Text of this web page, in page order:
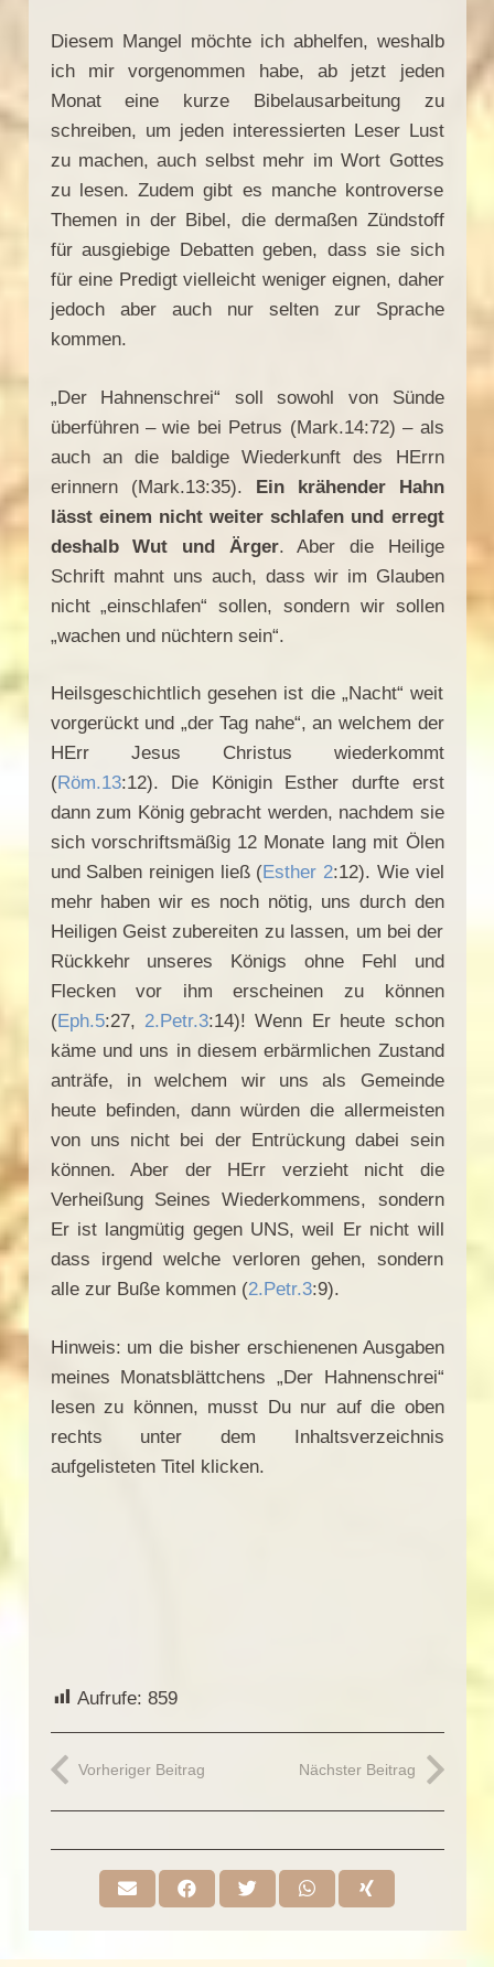
Diesem Mangel möchte ich abhelfen, weshalb
ich mir vorgenommen habe, ab jetzt jeden
Monat eine kurze Bibelausarbeitung zu
schreiben, um jeden interessierten Leser Lust
zu machen, auch selbst mehr im Wort Gottes
zu lesen. Zudem gibt es manche kontroverse
Themen in der Bibel, die dermaßen Zündstoff
für ausgiebige Debatten geben, dass sie sich
für eine Predigt vielleicht weniger eignen, daher
jedoch aber auch nur selten zur Sprache
kommen.
„Der Hahnenschrei“ soll sowohl von Sünde
überführen – wie bei Petrus (Mark.14:72) – als
auch an die baldige Wiederkunft des HErrn
erinnern (Mark.13:35). Ein krähender Hahn
lässt einem nicht weiter schlafen und erregt
deshalb Wut und Ärger. Aber die Heilige
Schrift mahnt uns auch, dass wir im Glauben
nicht „einschlafen“ sollen, sondern wir sollen
„wachen und nüchtern sein“.
Heilsgeschichtlich gesehen ist die „Nacht“ weit
vorgerückt und „der Tag nahe“, an welchem der
HErr Jesus Christus wiederkommt
(Röm.13:12). Die Königin Esther durfte erst
dann zum König gebracht werden, nachdem sie
sich vorschriftsmäßig 12 Monate lang mit Ölen
und Salben reinigen ließ (Esther 2:12). Wie viel
mehr haben wir es noch nötig, uns durch den
Heiligen Geist zubereiten zu lassen, um bei der
Rückkehr unseres Königs ohne Fehl und
Flecken vor ihm erscheinen zu können
(Eph.5:27, 2.Petr.3:14)! Wenn Er heute schon
käme und uns in diesem erbärmlichen Zustand
anträfe, in welchem wir uns als Gemeinde
heute befinden, dann würden die allermeisten
von uns nicht bei der Entrückung dabei sein
können. Aber der HErr verzieht nicht die
Verheißung Seines Wiederkommens, sondern
Er ist langmütig gegen UNS, weil Er nicht will
dass irgend welche verloren gehen, sondern
alle zur Buße kommen (2.Petr.3:9).
Hinweis: um die bisher erschienenen Ausgaben
meines Monatsblättchens „Der Hahnenschrei“
lesen zu können, musst Du nur auf die oben
rechts unter dem Inhaltsverzeichnis
aufgelisteten Titel klicken.
Aufrufe: 859
Vorheriger Beitrag Nächster Beitrag